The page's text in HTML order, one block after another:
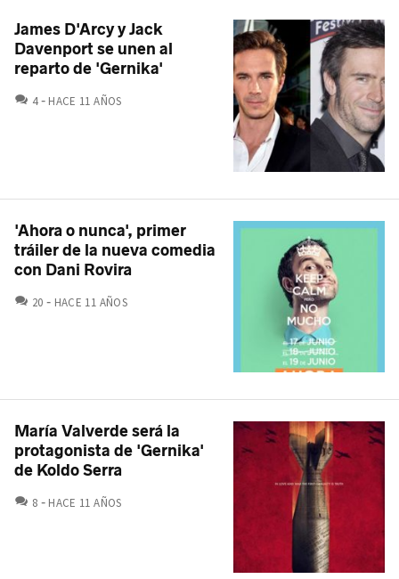
James D'Arcy y Jack
Davenport se unen al
reparto de 'Gernika'
4 COMENTARIOS
HACE 11 AÑOS
'Ahora o nunca', primer
tráiler de la nueva comedia
con Dani Rovira
20 COMENTARIOS
HACE 11 AÑOS
María Valverde será la
protagonista de 'Gernika'
de Koldo Serra
8 COMENTARIOS
HACE 11 AÑOS